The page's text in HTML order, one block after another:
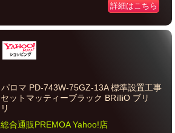
詳細はこちら
パロマ PD-743W-75GZ-13A 標準設置工事
セットマッティーブラック BRilliO ブリ
リ
総合通販PREMOA Yahoo!店